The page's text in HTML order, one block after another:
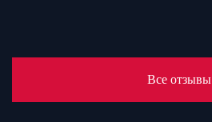
Все отзывы